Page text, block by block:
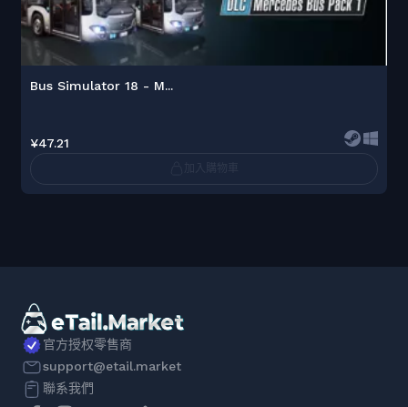
Bus Simulator 18 - M...
¥47.21
官方授权零售商
support@etail.market
聯系我們